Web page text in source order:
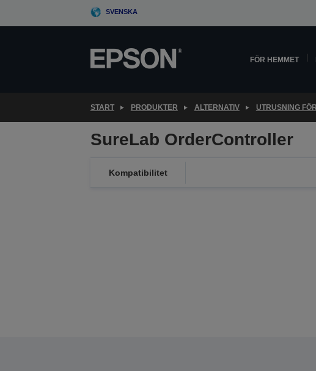
SVENSKA
FÖR HEMMET
START PRODUKTER ALTERNATIV UTRUSNING
SureLab OrderController
Kompatibilitet